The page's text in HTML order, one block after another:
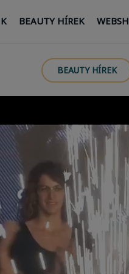
BEAUTY HÍREK
BEAUTY HÍREK